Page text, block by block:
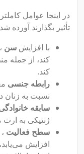
در اینجا عوامل
تأثیر بگذارند آورده
با افزایش سن
کند، از جمله
کند.
رابطه جنسی
نسبت به زنان
سابقه
ژنتیکی به
سطح فعالیت
افزایش